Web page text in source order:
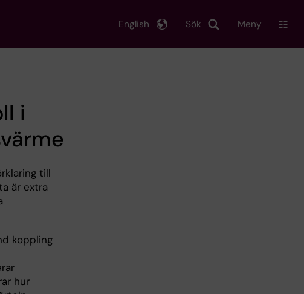
Sök
English Meny
i
till
är extra
koppling
hur